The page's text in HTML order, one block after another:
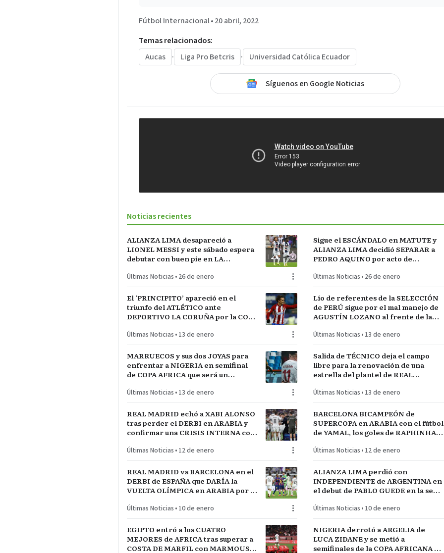
Fútbol Internacional•20 abril, 2022
Temas relacionados:
Aucas
· Liga Pro Betcris · Universidad Católica Ecuador
Síguenos en Google Noticias
Noticias recientes
ALIANZA LIMA desapareció a
LIONEL MESSI y este sábado espera
debutar con buen pie en LA
Últimas Noticias • 26 de enero
Sigue el ESCÁNDALO en MATUTE y
ALIANZA LIMA decidió SEPARAR a
PEDRO AQUINO por acto de
Últimas Noticias • 26 de enero
El ‘PRINCIPITO’ apareció en el
triunfo del ATLÉTICO ante
DEPORTIVO LA CORUÑA por la COPA
Últimas Noticias • 13 de enero
Lío de referentes de la SELECCIÓN
de PERÚ sigue por el mal manejo de
AGUSTÍN LOZANO al frente de la
Últimas Noticias • 13 de enero
MARRUECOS y sus dos JOYAS para
enfrentar a NIGERIA en semifinal
de COPA AFRICA que será un
reservado
Últimas Noticias • 13 de enero
Salida de TÉCNICO deja el campo
libre para la renovación de una
estrella del plantel de REAL
Últimas Noticias • 13 de enero
REAL MADRID echó a XABI ALONSO
tras perder el DERBI en ARABIA y
confirmar una CRISIS INTERNA con
Últimas Noticias • 12 de enero
BARCELONA BICAMPEÓN de
SUPERCOPA en ARABIA con el fútbol
de YAMAL, los goles de RAPHINHA y
Últimas Noticias • 12 de enero
REAL MADRID vs BARCELONA en el
DERBI de ESPAÑA que DARÍA la
VUELTA OLÍMPICA en ARABIA por el
Últimas Noticias • 10 de enero
ALIANZA LIMA perdió con
INDEPENDIENTE de ARGENTINA en
el debut de PABLO GUEDE en la serie
Últimas Noticias • 10 de enero
EGIPTO entró a los CUATRO
MEJORES de AFRICA tras superar a
COSTA DE MARFIL con MARMOUSH
NIGERIA derrotó a ARGELIA de
LUCA ZIDANE y se metió a
semifinales de la COPA AFRICANA de